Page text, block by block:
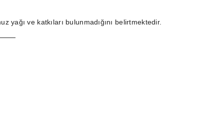
ve katkıları bulunmadığını belirtmektedir.